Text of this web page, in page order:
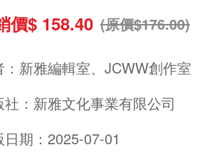
價$ 158.40 (原價$176.00)
新雅編輯室、JCWW創作室
： 新雅文化事業有限公司
日期：2025-07-01